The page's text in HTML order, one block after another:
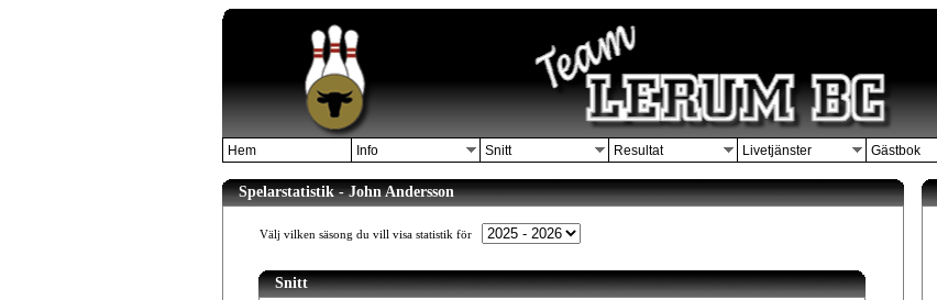
Hem Info Snitt Resultat Livetjänster Gästbok
Spelarstatistik - John Andersson
Välj vilken säsong du vill visa statistik för
Snitt